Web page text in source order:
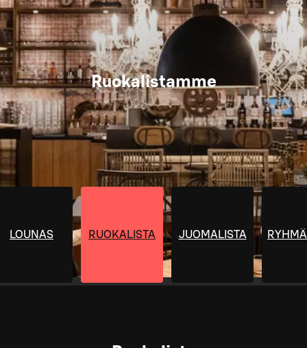
Ruokalistamme
LOUNAS RUOKALISTA JUOMALISTA